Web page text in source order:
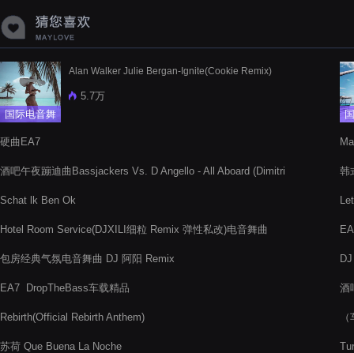
国际电音舞
Alan Walker Julie Bergan-Ignite(Cookie Remix)
5.7万
硬曲EA7
酒吧午夜蹦迪曲Bassjackers Vs. D Angello - All Aboard (Dimitri
Schat lk Ben Ok
Hotel Room Service(DJXILI细粒 Remix 弹性私改)电音舞曲
包房经典气氛电音舞曲 DJ 阿阳 Remix
EA7 DropTheBass车载精品
Rebirth(Official Rebirth Anthem)
苏荷 Que Buena La Noche
韩
酒